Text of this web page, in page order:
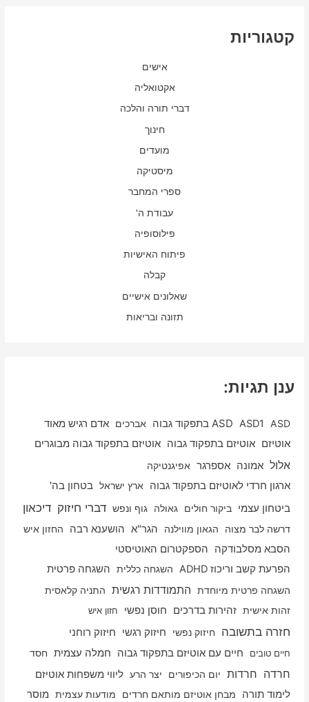
קטגוריות
אישים
אקטואליה
דברי תורה והלכה
חינוך
מועדים
מיסטיקה
ספרי המחבר
עבודת ה'
פילוסופיה
פיתוח האישיות
קבלה
שאלונים אישיים
תזונה ובריאות
ענן תגיות:
ASD
ASD1 ASD בתפקוד גבוה אברכים אדם רגיש מאוד
אוטיזם אוטיזם בתפקוד גבוה אוטיזם בתפקוד גבוה מבוגרים
אלול אמונה אספרגר אפיגנטיקה
ארגון חרדי לאוטיזם בתפקוד גבוה ארץ ישראל בטחון בה'
ביטחון עצמי ביקור חולים גאולה גוף ונפש דברי חיזוק דיכאון
דרשה לבר מצוה הגאון מווילנה הגר"א הושענא רבה החזון איש
הסבא מסלבודקה
הספקטרום האוטיסטי
הפרעת קשב וריכוז ADHD
השגחה כללית השגחה פרטית
השגחה פרטית מיוחדת התמודדות רגשית התניה קלאסית
זהות אישית זהירות בדרכים חוסן נפשי חזון איש
חזרה בתשובה חיזוק נפשי חיזוק רגשי חיזוק רוחני
חיים טובים חיים עם אוטיזם בתפקוד גבוה חמלה עצמית חסד
חרדה חרדות יום הכיפורים יצר הרע ליווי משפחות אוטיזם
לימוד תורה
מבחן אוטיזם מותאם חרדים מודעות עצמית מוסר